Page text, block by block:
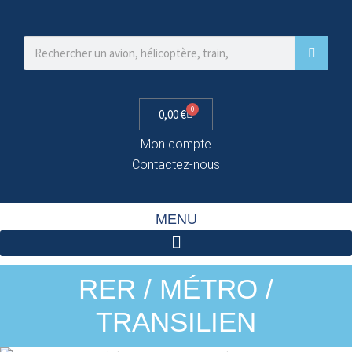
0,00€ 0
Mon compte
Contactez-nous
MENU
RER / MÉTRO /
TRANSILIEN